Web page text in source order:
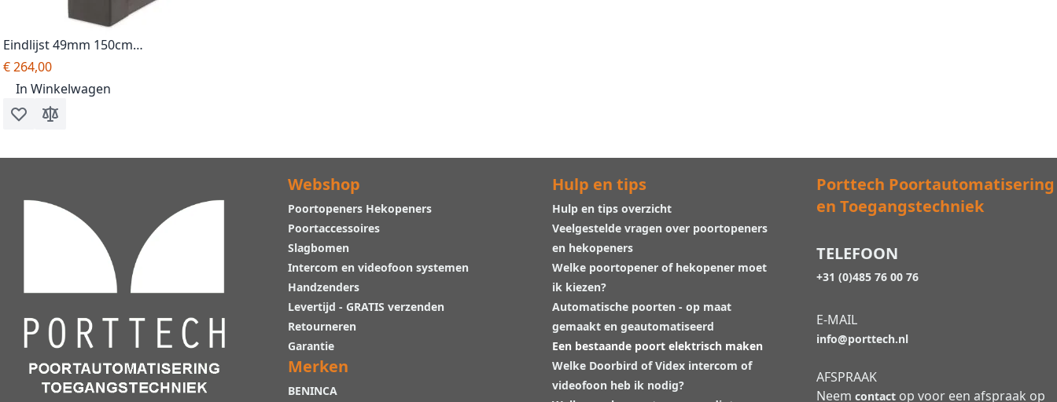
Eindlijst 49mm 150cm
ExpertLine veiligheidslijst
Bircher
€ 264,00
In Winkelwagen
Voeg toe aan verlanglijst
Toevoegen om te vergelijken
Webshop
Poortopeners Hekopeners
Poortaccessoires
Slagbomen
Intercom en videofoon systemen
Handzenders
Levertijd - GRATIS verzenden
Retourneren
Garantie
Merken
BENINCA
Hulp en tips
Hulp en tips overzicht
Veelgestelde vragen over poortopeners
en hekopeners
Welke poortopener of hekopener moet
ik kiezen?
Automatische poorten - op maat
gemaakt en geautomatiseerd
Een bestaande poort elektrisch maken
Welke Doorbird of Videx intercom of
videofoon heb ik nodig?
Porttech Poortautomatisering
en Toegangstechniek
TELEFOON
+31 (0)485 76 00 76
E-MAIL
info@porttech.nl
AFSPRAAK
Neem contact op voor een afspraak op